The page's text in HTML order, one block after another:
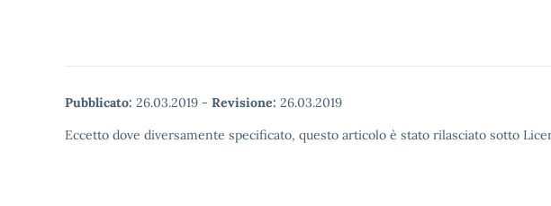
Pubblicato: 26.03.2019 - Revisione: 26.03.2019
Eccetto dove diversamente specificato, questo articolo è stato rilasciato sotto